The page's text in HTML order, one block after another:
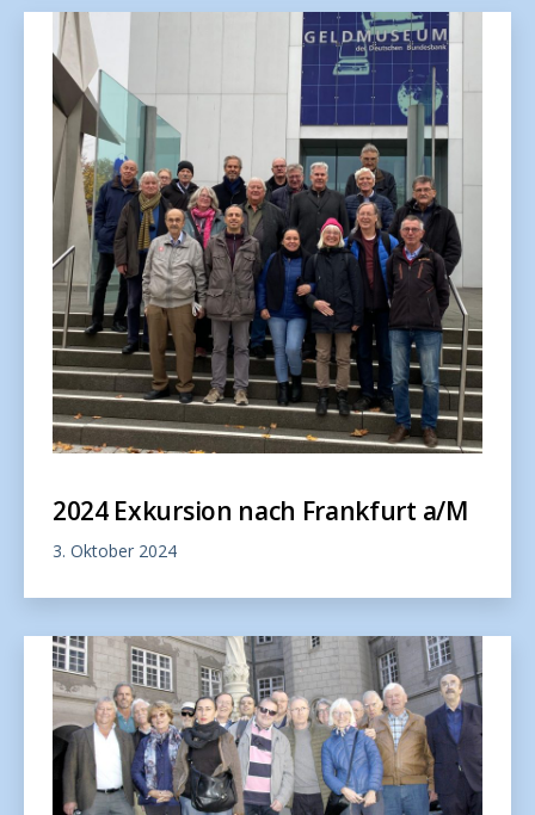
2024 Exkursion nach Frankfurt a/M
3. Oktober 2024